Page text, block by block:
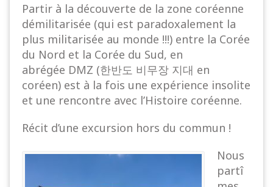
Partir à la découverte de la zone coréenne
démilitarisée (qui est paradoxalement la
plus militarisée au monde !!!) entre la Corée
du Nord et la Corée du Sud, en
abrégée DMZ (한반도 비무장 지대 en
coréen) est à la fois une expérience insolite
et une rencontre avec l’Histoire coréenne.
Récit d’une excursion hors du commun !
Nous
partî